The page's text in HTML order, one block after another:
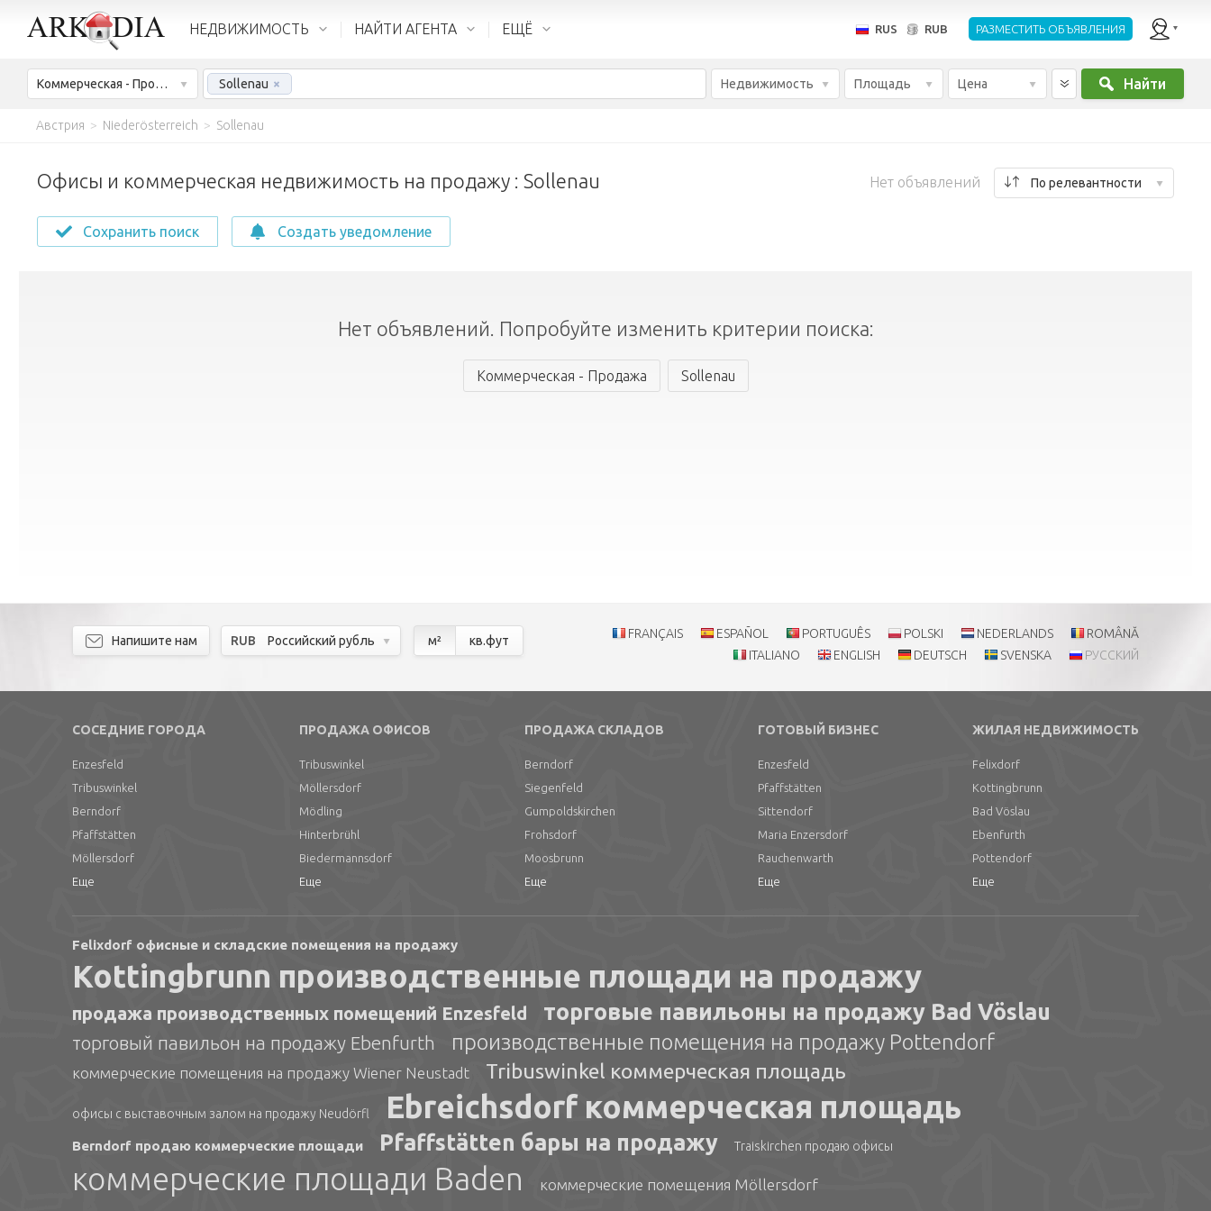
НЕДВИЖИМОСТЬ НАЙТИ АГЕНТА ЕЩЁ RUS RUB РАЗМЕСТИТЬ ОБЪЯВЛЕНИЯ
Коммерческая - Продажа Sollenau × Недвижимость Площадь Цена Найти
Австрия > Niederösterreich > Sollenau
Офисы и коммерческая недвижимость на продажу : Sollenau Нет объявлений По релевантности
Сохранить поиск Создать уведомление
Нет объявлений. Попробуйте изменить критерии поиска:
Коммерческая - Продажа Sollenau
Напишите нам RUB Российский рубль м² кв.фут FRANÇAIS ESPAÑOL PORTUGUÊS POLSKI NEDERLANDS
ROMÂNĂ
ITALIANO
ENGLISH DEUTSCH SVENSKA РУССКИЙ
СОСЕДНИЕ ГОРОДА
Enzesfeld
Tribuswinkel
Berndorf
Pfaffstätten
Möllersdorf
Еще
ПРОДАЖА ОФИСОВ
Tribuswinkel
Möllersdorf
Mödling
Hinterbrühl
Biedermannsdorf
Еще
ПРОДАЖА СКЛАДОВ
Berndorf
Siegenfeld
Gumpoldskirchen
Frohsdorf
Moosbrunn
Еще
ГОТОВЫЙ БИЗНЕС
Enzesfeld
Pfaffstätten
Sittendorf
Maria Enzersdorf
Rauchenwarth
Еще
ЖИЛАЯ НЕДВИЖИМОСТЬ
Felixdorf
Kottingbrunn
Bad Vöslau
Ebenfurth
Pottendorf
Еще
Felixdorf офисные и складские помещения на продажу
Kottingbrunn производственные площади на продажу
продажа производственных помещений Enzesfeld торговые павильоны на продажу Bad Vöslau
торговый павильон на продажу Ebenfurth производственные помещения на продажу Pottendorf
коммерческие помещения на продажу Wiener Neustadt Tribuswinkel коммерческая площадь
офисы с выставочным залом на продажу Neudörfl Ebreichsdorf коммерческая площадь
Berndorf продаю коммерческие площади Pfaffstätten бары на продажу Traiskirchen продаю офисы
коммерческие площади Baden коммерческие помещения Möllersdorf